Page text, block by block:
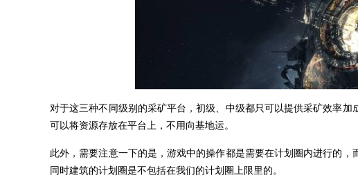
对于这三种不同级别的采矿平台，初级、中级都只可以提供采矿效率
可以将资源存放在平台上，不用向基地运。
此外，需要注意一下的是，游戏中的操作都是需要在计划圈内进行的
同时建筑的计划圈是不包括在我们的计划圈上限里的。